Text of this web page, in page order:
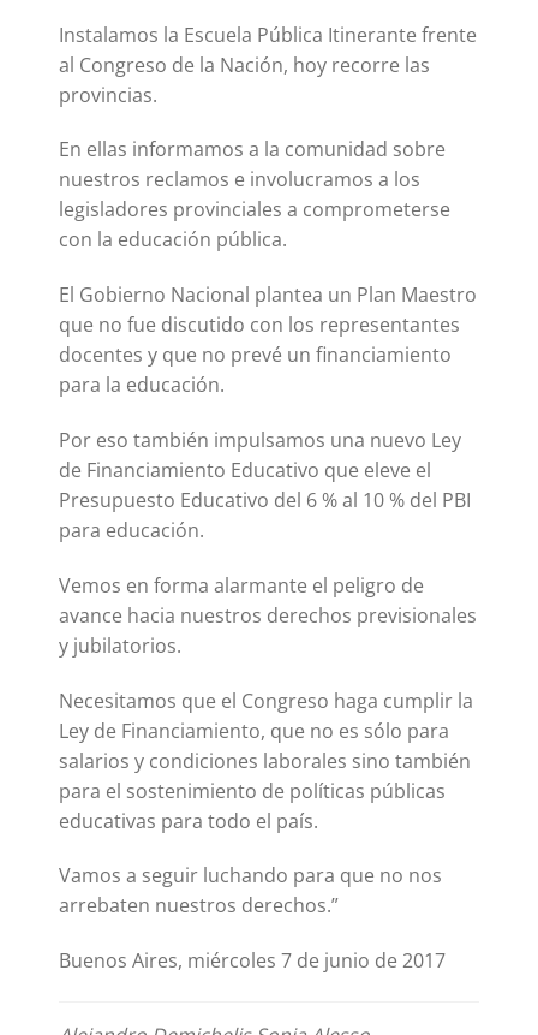
Instalamos la Escuela Pública Itinerante frente
al Congreso de la Nación, hoy recorre las
provincias.
En ellas informamos a la comunidad sobre
nuestros reclamos e involucramos a los
legisladores provinciales a comprometerse
con la educación pública.
El Gobierno Nacional plantea un Plan Maestro
que no fue discutido con los representantes
docentes y que no prevé un financiamiento
para la educación.
Por eso también impulsamos una nuevo Ley
de Financiamiento Educativo que eleve el
Presupuesto Educativo del 6 % al 10 % del PBI
para educación.
Vemos en forma alarmante el peligro de
avance hacia nuestros derechos previsionales
y jubilatorios.
Necesitamos que el Congreso haga cumplir la
Ley de Financiamiento, que no es sólo para
salarios y condiciones laborales sino también
para el sostenimiento de políticas públicas
educativas para todo el país.
Vamos a seguir luchando para que no nos
arrebaten nuestros derechos.”
Buenos Aires, miércoles 7 de junio de 2017